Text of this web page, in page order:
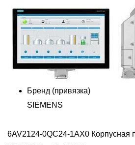
Бренд (привязка)
SIEMENS
6AV2124-0QC24-1AX0 Корпусная